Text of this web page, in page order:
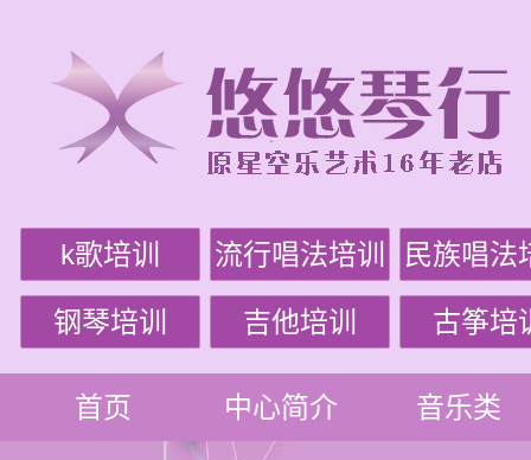
k歌培训 流行唱法培训 民族唱法
钢琴培训 吉他培训 古筝培
首页 中心简介 音乐类